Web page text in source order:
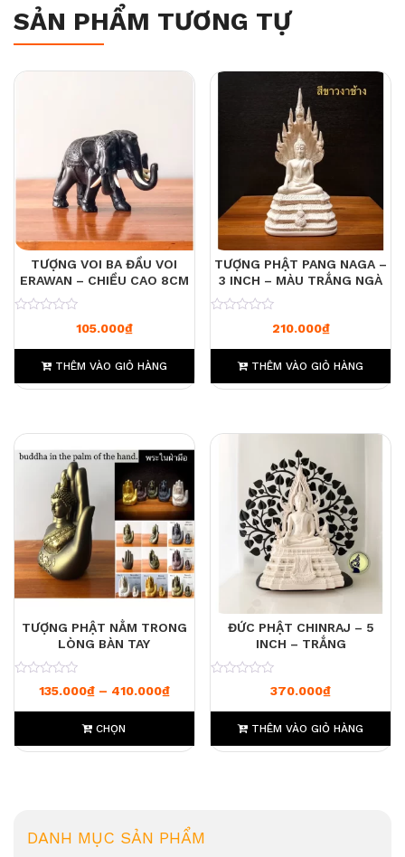
DANH MỤC SẢN PHẨM
SẢN PHẨM TƯƠNG TỰ
TƯỢNG VOI BA ĐẦU VOI
ERAWAN – CHIỀU CAO 8CM
105.000₫
THÊM VÀO GIỎ HÀNG
TƯỢNG PHẬT PANG NAGA –
3 INCH – MÀU TRẮNG NGÀ
210.000₫
THÊM VÀO GIỎ HÀNG
TƯỢNG PHẬT NẰM TRONG
LÒNG BÀN TAY
135.000₫ – 410.000₫Khoảng giá: từ 135.000₫ đến
CHỌN
ĐỨC PHẬT CHINRAJ – 5
INCH – TRẮNG
370.000₫
THÊM VÀO GIỎ HÀNG